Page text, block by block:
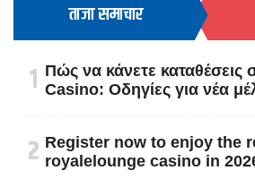
ताजा समाचार
१ Πώς να κάνετε καταθέσεις
Casino: Οδηγίες για νέα
२ Register now to enjoy the
royalelounge casino in